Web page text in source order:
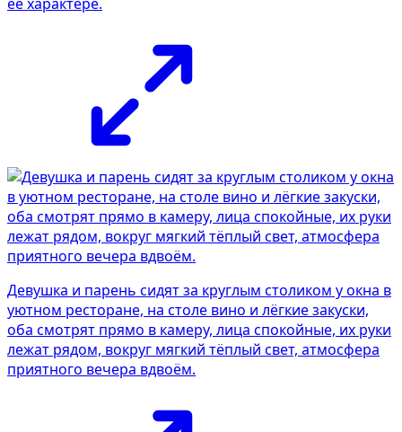
Девушка и парень сидят за круглым столиком у окна в
уютном ресторане, на столе вино и лёгкие закуски,
оба смотрят прямо в камеру, лица спокойные, их руки
лежат рядом, вокруг мягкий тёплый свет, атмосфера
приятного вечера вдвоём.